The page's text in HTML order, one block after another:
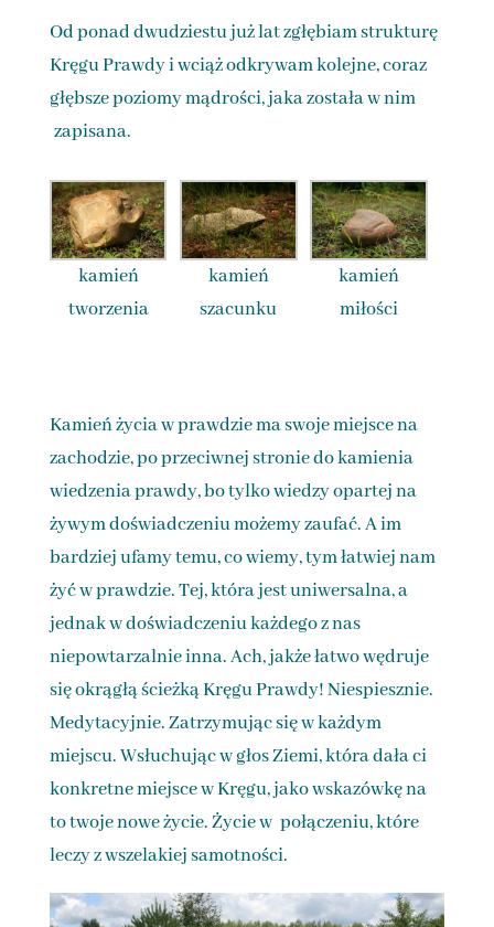
Od ponad dwudziestu już lat zgłębiam strukturę
Kręgu Prawdy i wciąż odkrywam kolejne, coraz
głębsze poziomy mądrości, jaka została w nim
zapisana.
kamień
tworzenia
kamień
szacunku
kamień
miłości
Kamień życia w prawdzie ma swoje miejsce na
zachodzie, po przeciwnej stronie do kamienia
wiedzenia prawdy, bo tylko wiedzy opartej na
żywym doświadczeniu możemy zaufać. A im
bardziej ufamy temu, co wiemy, tym łatwiej nam
żyć w prawdzie. Tej, która jest uniwersalna, a
jednak w doświadczeniu każdego z nas
niepowtarzalnie inna. Ach, jakże łatwo wędruje
się okrągłą ścieżką Kręgu Prawdy! Niespiesznie.
Medytacyjnie. Zatrzymując się w każdym
miejscu. Wsłuchując w głos Ziemi, która dała ci
konkretne miejsce w Kręgu, jako wskazówkę na
to twoje nowe życie. Życie w połączeniu, które
leczy z wszelakiej samotności.